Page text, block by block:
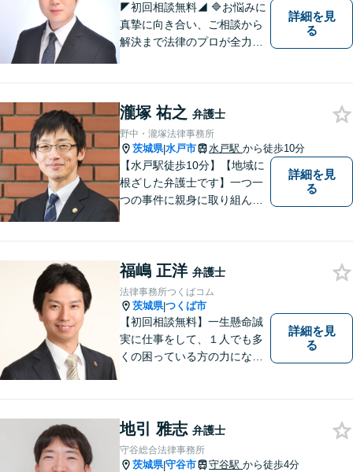
◤初回相談無料◢ 🔷お悩みに
真摯に向き合い、ご相談から
解決まで法律のプロが全力で
日々を終わらせるために安心
の第一歩を踏み出しましょ
う。お気軽にお問い合わせく
ださい。
詳細を見
る
瀧塚 祐之 弁護士
野中・瀧塚法律事務所
茨城県|水戸市 水戸駅 から徒歩10分
【水戸駅徒歩10分】【地域に
根ざした弁護士です】一つ一
つの事件に親身に取り組んで
把握した上で、正当な権利を
守るために丁寧な対応を致し
ます。
詳細を見
る
福嶋 正洋 弁護士
法律事務所つくばコム
茨城県|つくば市
【初回相談無料】一生懸命誠
実に仕事をして、１人でも多
くの困っている方の力にな
事案かどうかも含め、私が親
切・丁寧にご対応致します。
ぜひご相談ください。
詳細を見
る
地引 雅志 弁護士
守谷総合法律事務所
茨城県|守谷市 守谷駅 から徒歩4分